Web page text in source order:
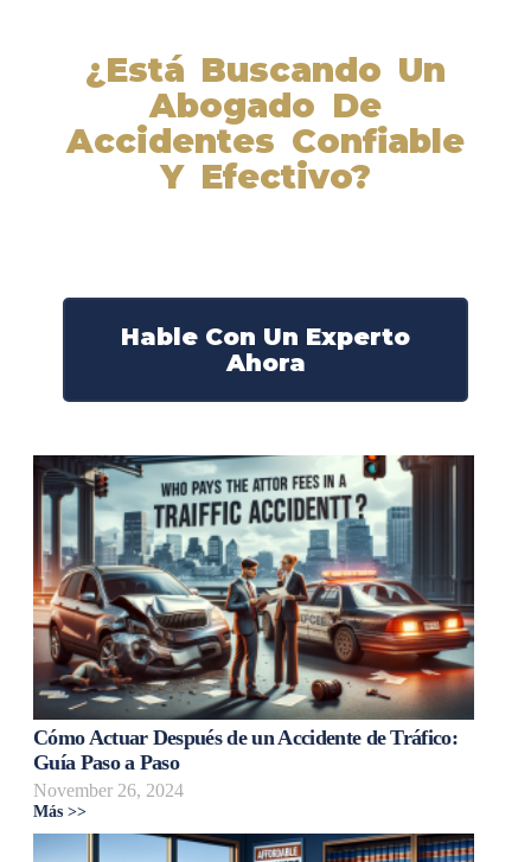
¿Está Buscando Un
Abogado De
Accidentes Confiable
Y Efectivo?
Hable Con Un Experto
Ahora
Cómo Actuar Después de un Accidente de Tráfico:
Guía Paso a Paso
November 26, 2024
Más >>